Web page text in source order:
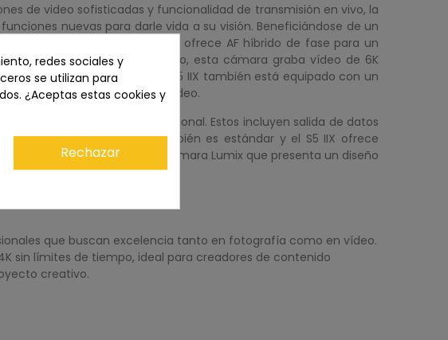
de video sofisticadas y funcionalidad de transmisión en vivo, la
nuevas para darle vida a su visión. Beneficiándose de un
primera cámara Lumix que ofrece AF híbrido de fase para un
MP y el procesador mejorado, esta cámara graba vídeo de 6K
Optimizado para vídeo, el S5 IIX también está equipado con un
imagen mientras se graba video.
benefician al usuario profesional. Estos incluyen salida de datos
de transmisión en vivo también es estándar y el S5 IIX ofrece
esta cámara es la primera cámara Lumix que presenta un diseño
que buscan excelencia tanto en fotografía como en vídeo.
sin límites de tiempo, ideal para creadores de contenido
creativo.
redes sociales y
se utilizan para
¿Aceptas estas cookies y
Rechazar